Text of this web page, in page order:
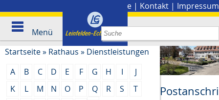
Presse | Kontakt | Impressum
Menü
Startseite» Rathaus » Dienstleistungen
A
B C D E F G H I
J
K
L M N O P Q R S
T